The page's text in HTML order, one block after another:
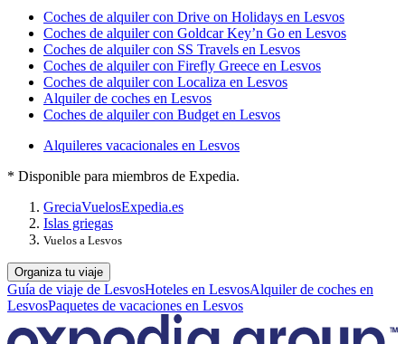
Coches de alquiler con Drive on Holidays en Lesvos
Coches de alquiler con Goldcar Key’n Go en Lesvos
Coches de alquiler con SS Travels en Lesvos
Coches de alquiler con Firefly Greece en Lesvos
Coches de alquiler con Localiza en Lesvos
Alquiler de coches en Lesvos
Coches de alquiler con Budget en Lesvos
Alquileres vacacionales en Lesvos
* Disponible para miembros de Expedia.
GreciaVuelosExpedia.es
Islas griegas
Vuelos a Lesvos
Organiza tu viaje
Guía de viaje de LesvosHoteles en LesvosAlquiler de coches en
LesvosPaquetes de vacaciones en Lesvos